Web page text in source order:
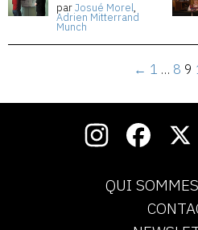
parJosué Morel,
Adrien Mitterrand
Munch
← 1 … 8 9
QUI